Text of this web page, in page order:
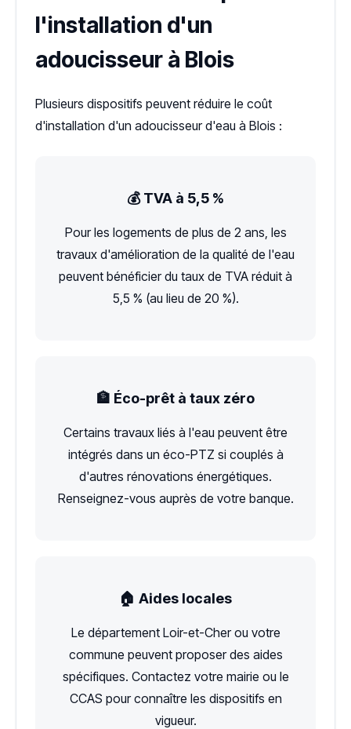
l'installation d'un
adoucisseur à Blois
Plusieurs dispositifs peuvent réduire le coût
d'installation d'un adoucisseur d'eau à Blois :
💰 TVA à 5,5 %
Pour les logements de plus de 2 ans, les
travaux d'amélioration de la qualité de l'eau
peuvent bénéficier du taux de TVA réduit à
5,5 % (au lieu de 20 %).
🏦 Éco-prêt à taux zéro
Certains travaux liés à l'eau peuvent être
intégrés dans un éco-PTZ si couplés à
d'autres rénovations énergétiques.
Renseignez-vous auprès de votre banque.
🏠 Aides locales
Le département Loir-et-Cher ou votre
commune peuvent proposer des aides
spécifiques. Contactez votre mairie ou le
CCAS pour connaître les dispositifs en
vigueur.